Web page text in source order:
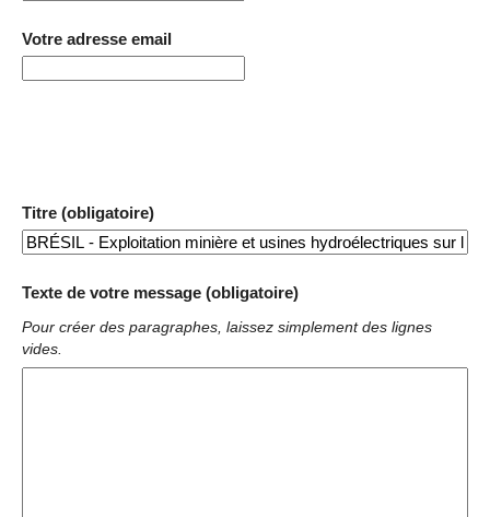
Votre adresse email
Titre (obligatoire)
Texte de votre message (obligatoire)
Pour créer des paragraphes, laissez simplement des lignes
vides.